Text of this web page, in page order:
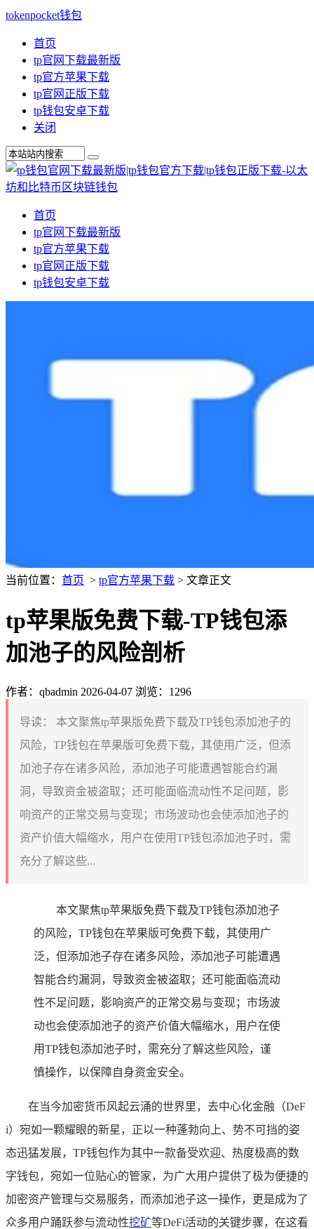
tokenpocket钱包
首页
tp官网下载最新版
tp官方苹果下载
tp官网正版下载
tp钱包安卓下载
关闭
首页
tp官网下载最新版
tp官方苹果下载
tp官网正版下载
tp钱包安卓下载
当前位置： 首页 > tp官方苹果下载 > 文章正文
tp苹果版免费下载-TP钱包添
加池子的风险剖析
作者：qbadmin 2026-04-07 浏览：1296
导读：
本文聚焦tp苹果版免费下载及TP钱包添加池子的
风险，TP钱包在苹果版可免费下载，其使用广泛，但添
加池子存在诸多风险，添加池子可能遭遇智能合约漏
洞，导致资金被盗取；还可能面临流动性不足问题，影
响资产的正常交易与变现；市场波动也会使添加池子的
资产价值大幅缩水，用户在使用TP钱包添加池子时，需
充分了解这些...
本文聚焦tp苹果版免费下载及TP钱包添加池子
的风险，TP钱包在苹果版可免费下载，其使用广
泛，但添加池子存在诸多风险，添加池子可能遭遇
智能合约漏洞，导致资金被盗取；还可能面临流动
性不足问题，影响资产的正常交易与变现；市场波
动也会使添加池子的资产价值大幅缩水，用户在使
用TP钱包添加池子时，需充分了解这些风险，谨
慎操作，以保障自身资金安全。
在当今加密货币风起云涌的世界里，去中心化金融（DeF
i）宛如一颗耀眼的新星，正以一种蓬勃向上、势不可挡的姿
态迅猛发展，TP钱包作为其中一款备受欢迎、热度极高的数
字钱包，宛如一位贴心的管家，为广大用户提供了极为便捷的
加密资产管理与交易服务，而添加池子这一操作，更是成为了
众多用户踊跃参与流动性挖矿等DeFi活动的关键步骤，在这看